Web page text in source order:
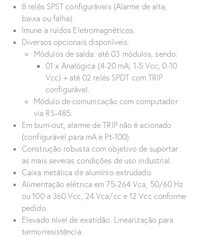
8 relés SPST configuráveis (Alarme de alta,
baixa ou falha).
Imune a ruídos Eletromagnéticos.
Diversos opcionais disponíveis:
Módulos de saída: até 03 módulos, sendo:
01 x Analógica (4-20 mA; 1-5 Vcc; 0-10
Vcc) + até 02 relés SPDT com TRIP
configurável.
Módulo de comunicação com computador
via RS-485.
Em burn-out, alarme de TRIP não é acionado
(configurável para mA e Pt-100).
Construção robusta com objetivo de suportar
as mais severas condições de uso industrial.
Caixa metálica de alumínio extrudado.
Alimentação elétrica em 75-264 Vca, 50/60 Hz
ou 100 a 360 Vcc, 24 Vca/cc e 12 Vcc conforme
pedido.
Elevado nível de exatidão. Linearização para
termorresistência.